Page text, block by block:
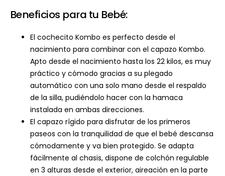
Beneficios para tu Bebé:
El cochecito Kombo es perfecto desde el
nacimiento para combinar con el capazo Kombo.
Apto desde el nacimiento hasta los 22 kilos, es muy
práctico y cómodo gracias a su plegado
automático con una solo mano desde el respaldo
de la silla, pudiéndolo hacer con la hamaca
instalada en ambas direcciones.
El capazo rígido para disfrutar de los primeros
paseos con la tranquilidad de que el bebé descansa
cómodamente y va bien protegido. Se adapta
fácilmente al chasis, dispone de colchón regulable
en 3 alturas desde el exterior, aireación en la parte